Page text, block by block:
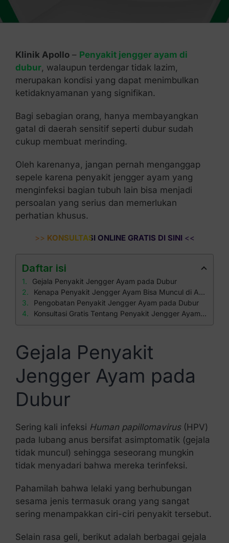
Klinik Apollo– Penyakit jengger ayam di
dubur, walaupun terdengar tidak lazim,
merupakan kondisi yang dapat menimbulkan
ketidaknyamanan yang signifikan.
Bagi sebagian orang, hanya membayangkan
gatal di daerah sensitif seperti dubur sudah
cukup membuat merinding.
Oleh karenanya, jangan pernah menganggap
sepele karena penyakit jengger ayam yang
menginfeksi bagian tubuh lain bisa menjadi
persoalan yang serius dan memerlukan
perhatian khusus.
>> KONSULTASI ONLINE GRATIS DI SINI <<
Daftar isi
Gejala Penyakit Jengger Ayam pada Dubur
Kenapa Penyakit Jengger Ayam Bisa Muncul di Anus?
Pengobatan Penyakit Jengger Ayam pada Dubur
Konsultasi Gratis Tentang Penyakit Jengger Ayam di Klinik Apollo
Gejala Penyakit
Jengger Ayam pada
Dubur
Sering kali infeksi Human papillomavirus(HPV)
pada lubang anus bersifat asimptomatik (gejala
tidak muncul) sehingga seseorang mungkin
tidak menyadari bahwa mereka terinfeksi.
Pahamilah bahwa lelaki yang berhubungan
sesama jenis termasuk orang yang sangat
sering menampakkan ciri-ciri penyakit tersebut.
Selain rasa geli, berikut adalah berbagai gejala